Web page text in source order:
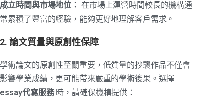
成立時間與市場地位： 在市場上運營時間較長的機構通
常累積了豐富的經驗，能夠更好地理解客戶需求。
2. 論文質量與原創性保障
學術論文的原創性至關重要，低質量的抄襲作品不僅會
影響學業成績，更可能帶來嚴重的學術後果。選擇
essay代寫服務 時，請確保機構提供：